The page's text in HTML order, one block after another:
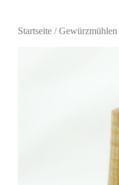
Startseite /Gewürzmühlen